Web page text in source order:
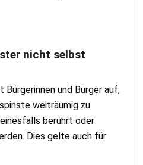
nicht selbst
und Bürger auf,
weiträumig zu
berührt oder
Dies gelte auch für